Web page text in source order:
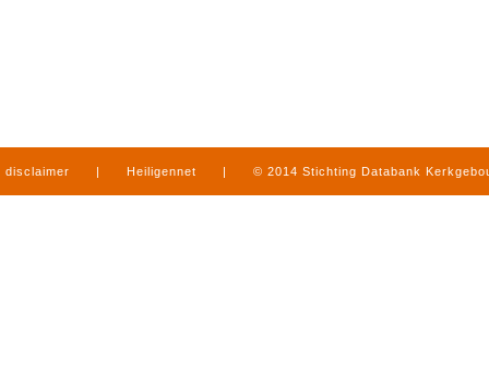
disclaimer | Heiligennet | © 2014 Stichting Databank